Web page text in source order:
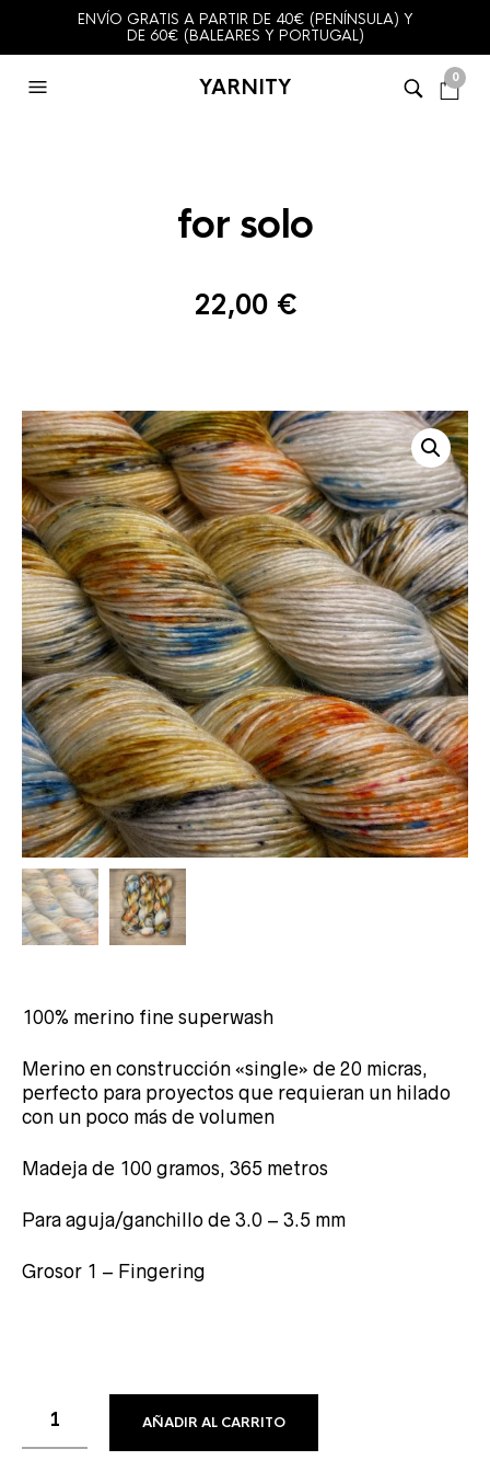
ENVÍO GRATIS A PARTIR DE 40€ (PENÍNSULA) Y
DE 60€ (BALEARES Y PORTUGAL)
YARNITY 0
for solo
22,00 €
100% merino fine superwash
Merino en construcción «single» de 20 micras,
perfecto para proyectos que requieran un hilado
con un poco más de volumen
Madeja de 100 gramos, 365 metros
Para aguja/ganchillo de 3.0 – 3.5 mm
Grosor 1 – Fingering
AÑADIR AL CARRITO